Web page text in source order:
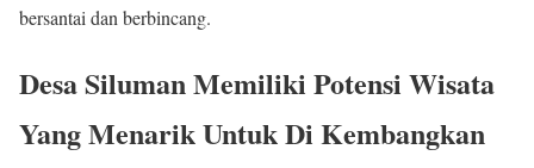
bersantai dan berbincang.
Desa Siluman Memiliki Potensi Wisata
Yang Menarik Untuk Di Kembangkan